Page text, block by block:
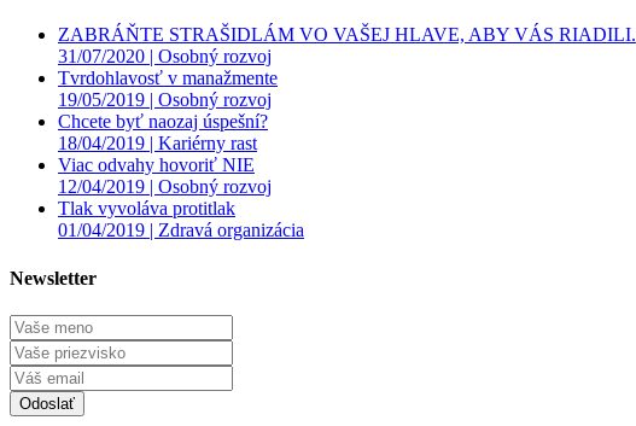
ZABRÁŇTE STRAŠIDLÁM VO VAŠEJ HLAVE, ABY VÁS RIADILI.
31/07/2020 | Osobný rozvoj
Tvrdohlavosť v manažmente
19/05/2019 | Osobný rozvoj
Chcete byť naozaj úspešní?
18/04/2019 | Kariérny rast
Viac odvahy hovoriť NIE
12/04/2019 | Osobný rozvoj
Tlak vyvoláva protitlak
01/04/2019 | Zdravá organizácia
Newsletter